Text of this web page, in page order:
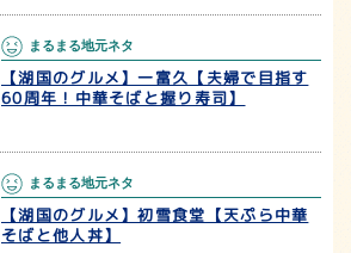
まるまる地元ネタ
【湖国のグルメ】一富久【夫婦で目指す
60周年！中華そばと握り寿司】
まるまる地元ネタ
【湖国のグルメ】初雪食堂【天ぷら中華
そばと他人丼】